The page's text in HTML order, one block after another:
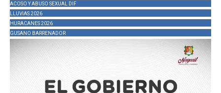
ACOSO Y ABUSO SEXUAL DIF
LLUVIAS 2026
HURACANES 2026
GUSANO BARRENADOR